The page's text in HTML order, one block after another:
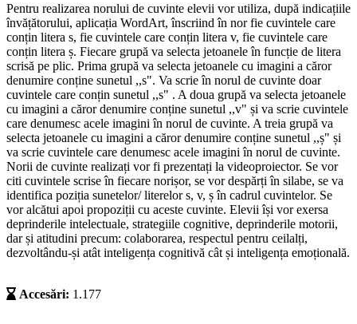
Pentru realizarea norului de cuvinte elevii vor utiliza, după indicațiile
învățătorului, aplicația WordArt, înscriind în nor fie cuvintele care
conțin litera s, fie cuvintele care conțin litera v, fie cuvintele care
conțin litera ș. Fiecare grupă va selecta jetoanele în funcție de litera
scrisă pe plic. Prima grupă va selecta jetoanele cu imagini a căror
denumire conține sunetul ,,s". Va scrie în norul de cuvinte doar
cuvintele care conțin sunetul ,,s" . A doua grupă va selecta jetoanele
cu imagini a căror denumire conține sunetul ,,v" și va scrie cuvintele
care denumesc acele imagini în norul de cuvinte. A treia grupă va
selecta jetoanele cu imagini a căror denumire conține sunetul ,,ș" și
va scrie cuvintele care denumesc acele imagini în norul de cuvinte.
Norii de cuvinte realizați vor fi prezentați la videoproiector. Se vor
citi cuvintele scrise în fiecare norișor, se vor despărți în silabe, se va
identifica poziția sunetelor/ literelor s, v, ș în cadrul cuvintelor. Se
vor alcătui apoi propoziții cu aceste cuvinte. Elevii își vor exersa
deprinderile intelectuale, strategiile cognitive, deprinderile motorii,
dar și atitudini precum: colaborarea, respectul pentru ceilalți,
dezvoltându-și atât inteligența cognitivă cât și inteligența emoțională.
Accesări: 1.177